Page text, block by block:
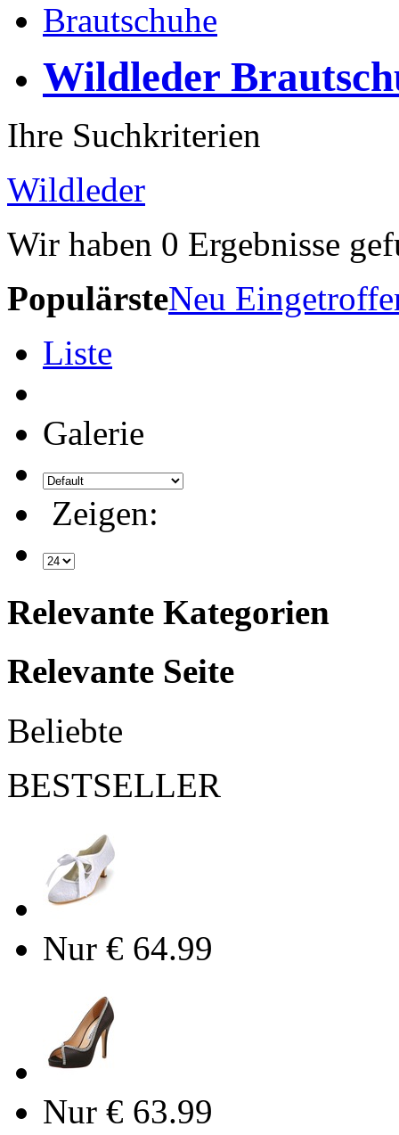
Brautschuhe
Wildleder
Ihre Suchkriterien
Wildleder
Wir haben 0 Ergebnisse
PopulärsteNeu
Liste
Galerie
Zeigen:
Relevante Kategorien
Relevante Seite
Beliebte
BESTSELLER
Nur € 64.99
Nur € 63.99